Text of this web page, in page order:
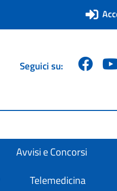
Seguici su:
Avvisi e Concorsi
Telemedicina